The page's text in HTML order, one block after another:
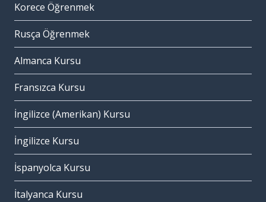
Korece Öğrenmek
Rusça Öğrenmek
Almanca Kursu
Fransızca Kursu
İngilizce (Amerikan) Kursu
İngilizce Kursu
İspanyolca Kursu
İtalyanca Kursu